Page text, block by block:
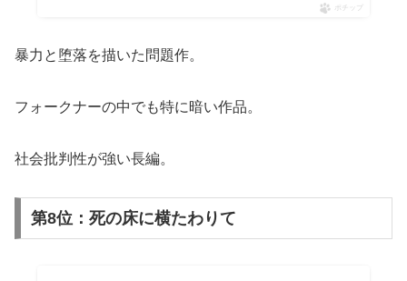
ポチップ
暴力と堕落を描いた問題作。
フォークナーの中でも特に暗い作品。
社会批判性が強い長編。
第8位：死の床に横たわりて